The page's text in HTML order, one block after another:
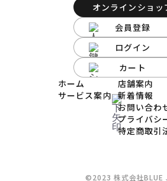
ホーム
サービス案内
店舗案内
新着情報
お問い合わ
プライバシ
特定商取引
オンラインショッ
会員登録
ログイン
カート
©️2023 株式会社BLUE